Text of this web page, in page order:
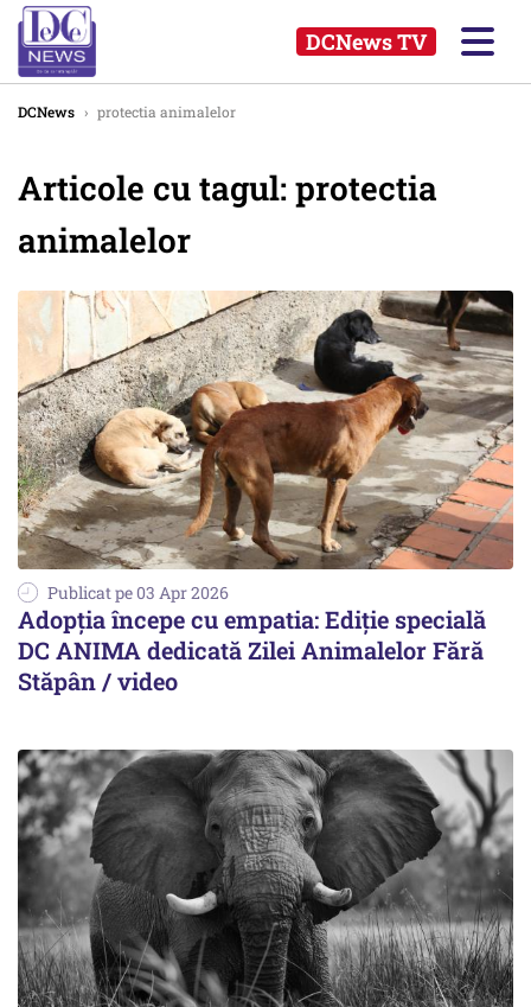
DCNews TV
DCNews › protectia animalelor
Articole cu tagul: protectia
animalelor
Publicat pe 03 Apr 2026
Adopția începe cu empatia: Ediție specială
DC ANIMA dedicată Zilei Animalelor Fără
Stăpân / video